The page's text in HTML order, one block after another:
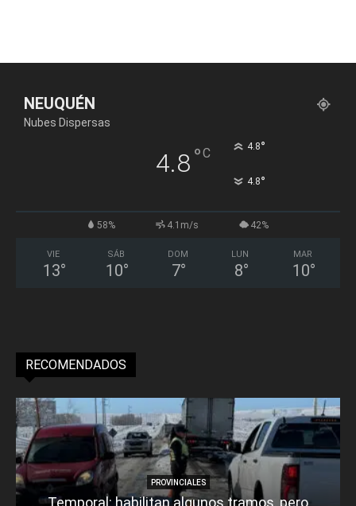
NEUQUÉN
Nubes Dispersas
4.8°C 4.8°
4.8°
58% 4.1m/s 42%
VIE
13°
SÁB
10°
DOM
7°
LUN
8°
MAR
10°
RECOMENDADOS
PROVINCIALES
Temporal: habilitan algunos tramos, pero